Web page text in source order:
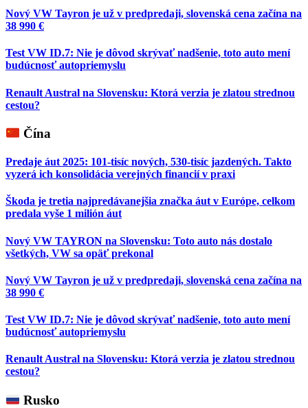
Nový VW Tayron je už v predpredaji, slovenská cena začína na
38 990 €
Test VW ID.7: Nie je dôvod skrývať nadšenie, toto auto mení
budúcnosť autopriemyslu
Renault Austral na Slovensku: Ktorá verzia je zlatou strednou
cestou?
Čína
Predaje áut 2025: 101-tisíc nových, 530-tisíc jazdených. Takto
vyzerá ich konsolidácia verejných financií v praxi
Škoda je tretia najpredávanejšia značka áut v Európe, celkom
predala vyše 1 milión áut
Nový VW TAYRON na Slovensku: Toto auto nás dostalo
všetkých, VW sa opäť prekonal
Nový VW Tayron je už v predpredaji, slovenská cena začína na
38 990 €
Test VW ID.7: Nie je dôvod skrývať nadšenie, toto auto mení
budúcnosť autopriemyslu
Renault Austral na Slovensku: Ktorá verzia je zlatou strednou
cestou?
Rusko